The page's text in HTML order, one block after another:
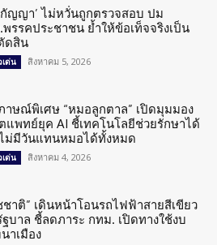
กัญญา’ ไม่หวั่นถูกตรวจสอบ ปม
พรรคประชาชน ย้ำให้ข้อเท็จจริงเป็น
ดสิน
ด่น สิงหาคม 5, 2026
าษณ์พิเศษ “หมอลูกตาล” เปิดมุมมอง
แพทย์ยุค AI ชี้เทคโนโลยีช่วยรักษาได้
ม่มีวันแทนหมอได้ทั้งหมด
ด่น สิงหาคม 4, 2026
ชาติ” เดินหน้าโอนรถไฟฟ้าสายสีเขียว
ฐบาล ชี้ลดภาระ กทม. เปิดทางใช้งบ
าเมือง